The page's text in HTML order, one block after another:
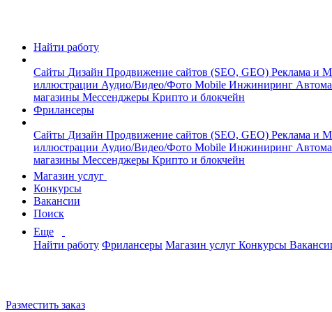
Найти работу
Сайты Дизайн Продвижение сайтов (SEO, GEO) Реклама и
иллюстрации Аудио/Видео/Фото Mobile Инжиниринг
магазины Мессенджеры Крипто и блокчейн
Фрилансеры
Сайты Дизайн Продвижение сайтов (SEO, GEO) Реклама и
иллюстрации Аудио/Видео/Фото Mobile Инжиниринг
магазины Мессенджеры Крипто и блокчейн
Магазин услуг
Конкурсы
Вакансии
Поиск
Еще
Найти работу Фрилансеры Магазин услуг Конкурсы
Разместить заказ